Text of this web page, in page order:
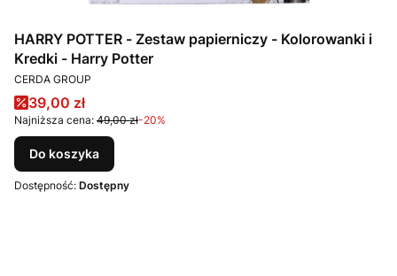
HARRY POTTER - Zestaw papierniczy - Kolorowanki i
Kredki - Harry Potter
PRODUCENT
CERDA GROUP
Cena promocyjna
39,00 zł
Najniższa cena: 49,00 zł-20%
Do koszyka
Dostępność: Dostępny